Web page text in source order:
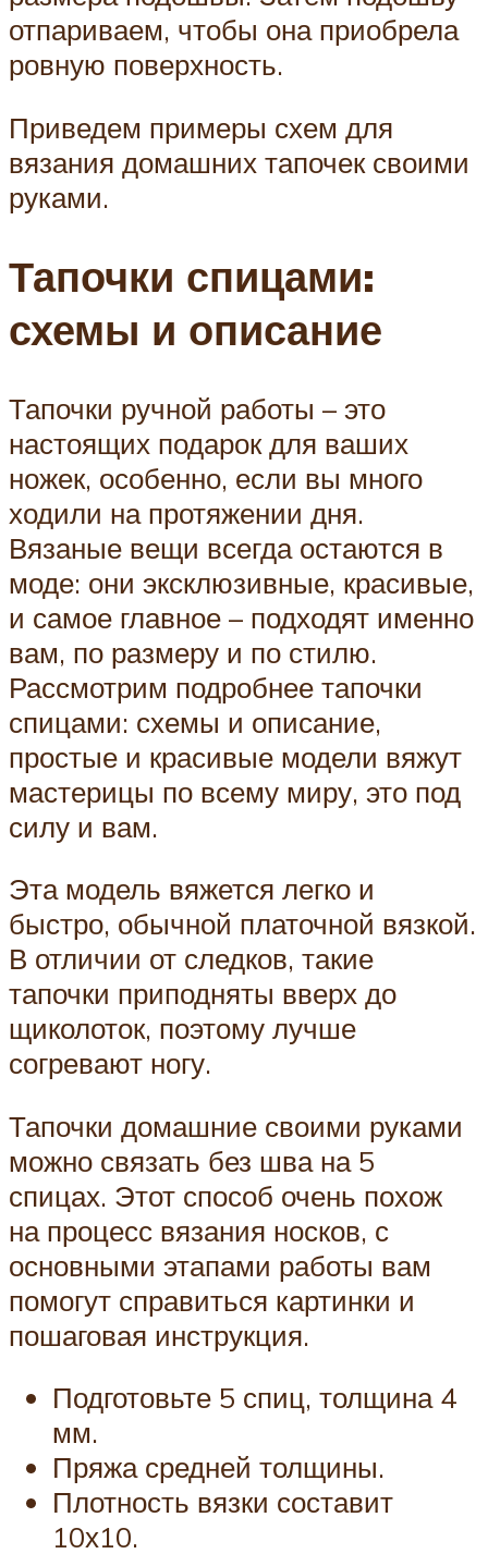
отпариваем, чтобы она приобрела
ровную поверхность.
Приведем примеры схем для
вязания домашних тапочек своими
руками.
Тапочки спицами:
схемы и описание
Тапочки ручной работы – это
настоящих подарок для ваших
ножек, особенно, если вы много
ходили на протяжении дня.
Вязаные вещи всегда остаются в
моде: они эксклюзивные, красивые,
и самое главное – подходят именно
вам, по размеру и по стилю.
Рассмотрим подробнее тапочки
спицами: схемы и описание,
простые и красивые модели вяжут
мастерицы по всему миру, это под
силу и вам.
Эта модель вяжется легко и
быстро, обычной платочной вязкой.
В отличии от следков, такие
тапочки приподняты вверх до
щиколоток, поэтому лучше
согревают ногу.
Тапочки домашние своими руками
можно связать без шва на 5
спицах. Этот способ очень похож
на процесс вязания носков, с
основными этапами работы вам
помогут справиться картинки и
пошаговая инструкция.
Подготовьте 5 спиц, толщина 4
мм.
Пряжа средней толщины.
Плотность вязки составит
10х10.